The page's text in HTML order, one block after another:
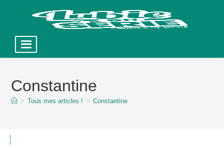
contentConstantine
> Tous mes articles ! > Constantine